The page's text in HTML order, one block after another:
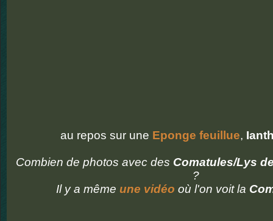
au repos sur une Eponge feuillue,
Combien de photos avec des Comatules/Lys
?
Il y a même une vidéo où l'on voit la